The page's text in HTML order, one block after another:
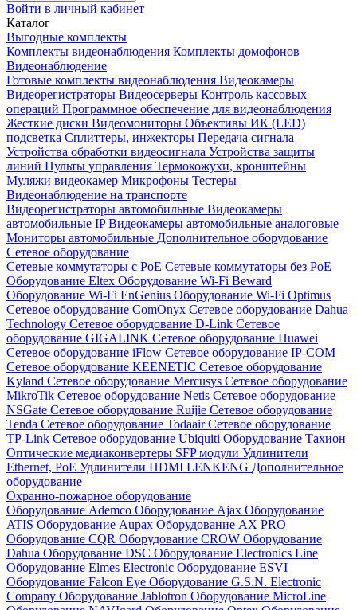
Войти в личный кабинет
Каталог
Выгодные комплекты
Комплекты видеонаблюдения Комплекты домофонов
Видеонаблюдение
Готовые комплекты видеонаблюдения Видеокамеры
Видеорегистраторы Видеосерверы Контроль кассовых
операций Программное обеспечение для видеонаблюдения
Жесткие диски Видеомониторы Объективы ИК (LED)
подсветка Сплиттеры, инжекторы Передача сигнала
Устройства обработки видеосигнала Устройства защиты
линий Пульты управления Термокожухи, кронштейны
Муляжи видеокамер Микрофоны Тестеры
Видеонаблюдение на транспорте
Видеорегистраторы автомобильные Видеокамеры
автомобильные IPВидеокамеры автомобильные аналоговые
Мониторы автомобильные Дополнительное оборудование
Сетевое оборудование
Сетевые коммутаторы с РоЕ Сетевые коммутаторы без РоЕ
Оборудование Eltex Оборудование Wi-Fi Beward
Оборудование Wi-Fi EnGenius Оборудование Wi-Fi Optimus
Сетевое оборудование ComOnyx Сетевое оборудование Dahua
Technology Сетевое оборудование D-Link Сетевое
оборудование GIGALINK Сетевое оборудование Huawei
Сетевое оборудование iFlow Сетевое оборудование IP-COM
Сетевое оборудование KEENETIC Сетевое оборудование
Kyland Сетевое оборудование Mercusys Сетевое оборудование
MikroTik Сетевое оборудование Netis Сетевое оборудование
NSGate Сетевое оборудование Ruijie Сетевое оборудование
Tenda Сетевое оборудование TodaairСетевое оборудование
TP-Link Сетевое оборудование Ubiquiti Оборудование Тахион
Оптические медиаконвертеры SFP модули Удлинители
Ethernet, PoE Удлинители HDMI LENKENG Дополнительное
оборудование
Охранно-пожарное оборудование
Оборудование Ademco Оборудование Ajax Оборудование
ATIS Оборудование Aupax Оборудование AX PRO
Оборудование CQR Оборудование CROW Оборудование
Dahua Оборудование DSC Оборудование Electronics Line
Оборудование Elmes Electronic Оборудование ESVI
Оборудование Falcon Eye Оборудование G.S.N. Electronic
Company Оборудование Jablotron Оборудование MicroLine